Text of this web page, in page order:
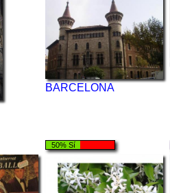
BARCELONA
50% Sí